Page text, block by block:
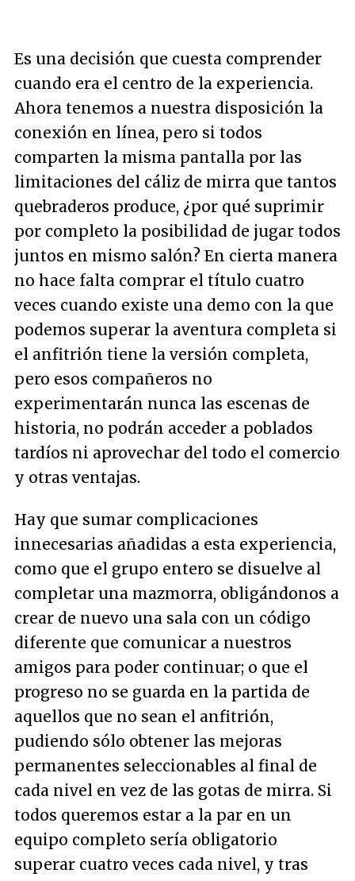
Es una decisión que cuesta comprender
cuando era el centro de la experiencia.
Ahora tenemos a nuestra disposición la
conexión en línea, pero si todos
comparten la misma pantalla por las
limitaciones del cáliz de mirra que tantos
quebraderos produce, ¿por qué suprimir
por completo la posibilidad de jugar todos
juntos en mismo salón? En cierta manera
no hace falta comprar el título cuatro
veces cuando existe una demo con la que
podemos superar la aventura completa si
el anfitrión tiene la versión completa,
pero esos compañeros no
experimentarán nunca las escenas de
historia, no podrán acceder a poblados
tardíos ni aprovechar del todo el comercio
y otras ventajas.
Hay que sumar complicaciones
innecesarias añadidas a esta experiencia,
como que el grupo entero se disuelve al
completar una mazmorra, obligándonos a
crear de nuevo una sala con un código
diferente que comunicar a nuestros
amigos para poder continuar; o que el
progreso no se guarda en la partida de
aquellos que no sean el anfitrión,
pudiendo sólo obtener las mejoras
permanentes seleccionables al final de
cada nivel en vez de las gotas de mirra. Si
todos queremos estar a la par en un
equipo completo sería obligatorio
superar cuatro veces cada nivel, y tras